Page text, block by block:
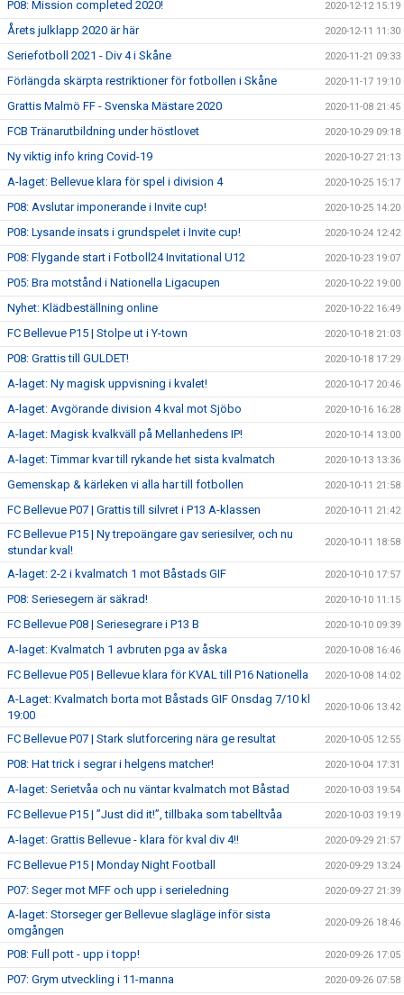
P08: Mission completed 2020! 2020-12-12 15:19
Årets julklapp 2020 är här 2020-12-11 11:30
Seriefotboll 2021 - Div 4 i Skåne 2020-11-21 09:33
Förlängda skärpta restriktioner för fotbollen i Skåne 2020-11-17 19:10
Grattis Malmö FF - Svenska Mästare 2020 2020-11-08 21:45
FCB Tränarutbildning under höstlovet 2020-10-29 09:18
Ny viktig info kring Covid-19 2020-10-27 21:13
A-laget: Bellevue klara för spel i division 4 2020-10-25 15:17
P08: Avslutar imponerande i Invite cup! 2020-10-25 14:20
P08: Lysande insats i grundspelet i Invite cup! 2020-10-24 12:42
P08: Flygande start i Fotboll24 Invitational U12 2020-10-23 19:07
P05: Bra motstånd i Nationella Ligacupen 2020-10-22 19:00
Nyhet: Klädbeställning online 2020-10-22 16:49
FC Bellevue P15 | Stolpe ut i Y-town 2020-10-18 21:03
P08: Grattis till GULDET! 2020-10-18 17:29
A-laget: Ny magisk uppvisning i kvalet! 2020-10-17 20:46
A-laget: Avgörande division 4 kval mot Sjöbo 2020-10-16 16:28
A-laget: Magisk kvalkväll på Mellanhedens IP! 2020-10-14 13:00
A-laget: Timmar kvar till rykande het sista kvalmatch 2020-10-13 13:36
Gemenskap & kärleken vi alla har till fotbollen 2020-10-11 21:58
FC Bellevue P07 | Grattis till silvret i P13 A-klassen 2020-10-11 21:42
FC Bellevue P15 | Ny trepoängare gav seriesilver, och nu
stundar kval!
2020-10-11 18:58
A-laget: 2-2 i kvalmatch 1 mot Båstads GIF 2020-10-10 17:57
P08: Seriesegern är säkrad! 2020-10-10 11:15
FC Bellevue P08 | Seriesegrare i P13 B 2020-10-10 09:39
A-laget: Kvalmatch 1 avbruten pga av åska 2020-10-08 16:46
FC Bellevue P05 | Bellevue klara för KVAL till P16 Nationella 2020-10-08 14:02
A-Laget: Kvalmatch borta mot Båstads GIF Onsdag 7/10 kl
19:00
2020-10-06 13:42
FC Bellevue P07 | Stark slutforcering nära ge resultat 2020-10-05 12:55
P08: Hat trick i segrar i helgens matcher! 2020-10-04 17:31
A-laget: Serietvåa och nu väntar kvalmatch mot Båstad 2020-10-03 19:54
FC Bellevue P15 | ”Just did it!”, tillbaka som tabelltvåa 2020-10-03 19:19
A-laget: Grattis Bellevue - klara för kval div 4!! 2020-09-29 21:57
FC Bellevue P15 | Monday Night Football 2020-09-29 13:24
P07: Seger mot MFF och upp i serieledning 2020-09-27 21:39
A-laget: Storseger ger Bellevue slagläge inför sista
omgången
2020-09-26 18:46
P08: Full pott - upp i topp! 2020-09-26 17:05
P07: Grym utveckling i 11-manna 2020-09-26 07:58